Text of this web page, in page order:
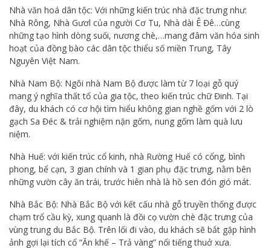
Nhà văn hoá dân tộc: Với những kiến trúc nhà đặc trưng như:
Nhà Rông, Nhà Gươl của người Cơ Tu, Nhà dài Ê Đê…cùng
những tạo hình dòng suối, nương chè,…mang đâm văn hóa sinh
hoạt của đồng bào các dân tộc thiểu số miền Trung, Tây
Nguyên Việt Nam.
Nhà Nam Bộ: Ngôi nhà Nam Bộ được làm từ 7 loại gỗ quý
mang ý nghĩa thất tổ của gia tộc, theo kiến trúc chữ Đinh. Tại
đây, du khách có cơ hội tìm hiểu không gian nghề gốm với 2 lò
gạch Sa Đéc & trải nghiệm nặn gốm, nung gốm làm quà lưu
niệm.
Nhà Huế: với kiến trúc cổ kinh, nhà Rường Huế có cổng, bình
phong, bể cạn, 3 gian chính và 1 gian phụ đặc trưng, nằm bên
những vườn cây ăn trái, trước hiên nhà là hồ sen đón gió mát.
Nhà Bắc Bộ: Nhà Bắc Bộ với kết cấu nhà gỗ truyền thống được
chạm trổ cầu kỳ, xung quanh là đồi cọ vườn chè đặc trưng của
vùng trung du Bắc Bộ. Trên lối đi vào, du khách sẽ bắt gặp hình
ảnh gợi lại tích cổ “Ăn khế – Trả vàng” nổi tiếng thuở xưa.